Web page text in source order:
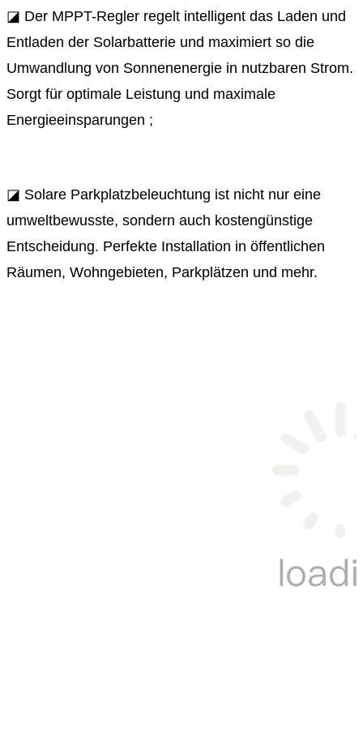
◪ Der MPPT-Regler regelt intelligent das Laden und
Entladen der Solarbatterie und maximiert so die
Umwandlung von Sonnenenergie in nutzbaren Strom.
Sorgt für optimale Leistung und maximale
Energieeinsparungen ;
◪ Solare Parkplatzbeleuchtung ist nicht nur eine
umweltbewusste, sondern auch kostengünstige
Entscheidung. Perfekte Installation in öffentlichen
Räumen, Wohngebieten, Parkplätzen und mehr.